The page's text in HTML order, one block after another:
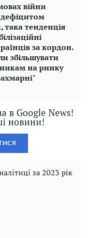
війни
дефіцитом
тенденція
за кордон.
збільшувати
на ринку
в Google News!
новини!
за 2023 рік